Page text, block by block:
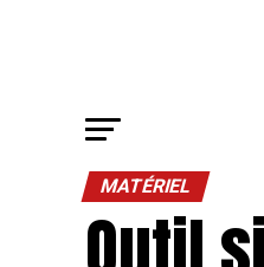
MATÉRIEL